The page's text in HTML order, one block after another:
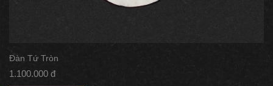
Đàn Tứ Tròn
1.100.000 đ